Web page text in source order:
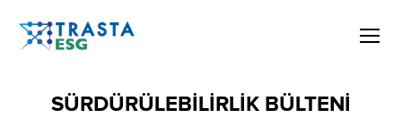
SÜRDÜRÜLEBİLİRLİK BÜLTENİ